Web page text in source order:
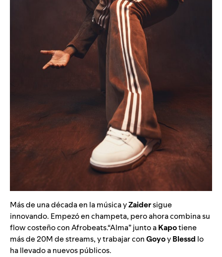
Más de una década en la música yZaidersigue
innovando. Empezó en champeta, pero ahora combina su
flow costeño con Afrobeats.“Alma” junto aKapotiene
más de 20M de streams, y trabajar conGoyoyBlessd lo
ha llevado a nuevos públicos.